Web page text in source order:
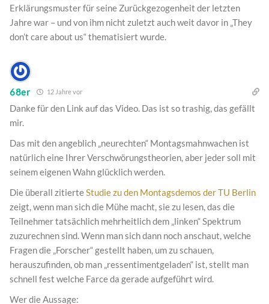
Erklärungsmuster für seine Zurückgezogenheit der letzten
Jahre war – und von ihm nicht zuletzt auch weit davor in „They
don’t care about us“ thematisiert wurde.
68er 12 Jahre vor
Danke für den Link auf das Video. Das ist so trashig, das gefällt
mir.
Das mit den angeblich „neurechten“ Montagsmahnwachen ist
natürlich eine Ihrer Verschwörungstheorien, aber jeder soll mit
seinem eigenen Wahn glücklich werden.
Die überall zitierteStudie zu den Montagsdemos der TU Berlin
zeigt, wenn man sich die Mühe macht, sie zu lesen, das die
Teilnehmer tatsächlich mehrheitlich dem „linken“ Spektrum
zuzurechnen sind. Wenn man sich dann noch anschaut, welche
Fragen die „Forscher“ gestellt haben, um zu schauen,
herauszufinden, ob man „ressentimentgeladen“ ist, stellt man
schnell fest welche Farce da gerade aufgeführt wird.
Wer die Aussage: